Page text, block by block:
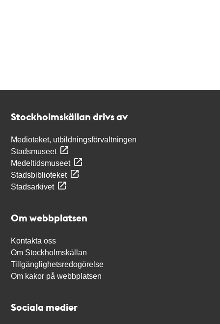
Stockholmskällan drivs av
Medioteket, utbildningsförvaltningen
Stadsmuseet
Medeltidsmuseet
Stadsbiblioteket
Stadsarkivet
Om webbplatsen
Kontakta oss
Om Stockholmskällan
Tillgänglighetsredogörelse
Om kakor på webbplatsen
Sociala medier